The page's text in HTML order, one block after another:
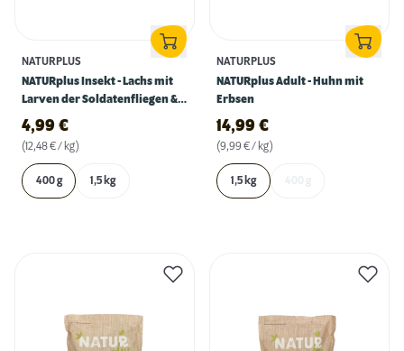
NATURPLUS
NATURplus Insekt - Lachs mit
Larven der Soldatenfliegen &
Erbsen
4,99 €
(12,48 € / kg)
400 g 1,5 kg
NATURPLUS
NATURplus Adult - Huhn mit
Erbsen
14,99 €
(9,99 € / kg)
1,5 kg